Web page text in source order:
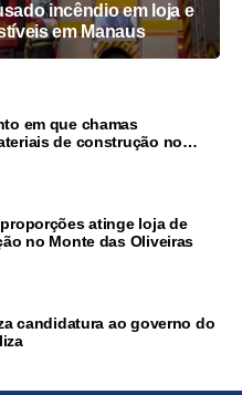
incêndio em loja e
em Manaus
em que chamas
de construção no
atinge loja de
no Monte das Oliveiras
candidatura ao governo do